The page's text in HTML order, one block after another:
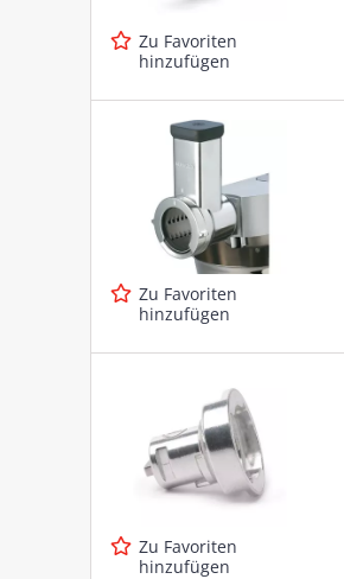
Zu Favoriten
hinzufügen
Zu Favoriten
hinzufügen
Zu Favoriten
hinzufügen